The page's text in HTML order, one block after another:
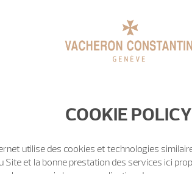
COOKIE POLICY
utilise des cookies et technologies
Site et la bonne prestation des services ici